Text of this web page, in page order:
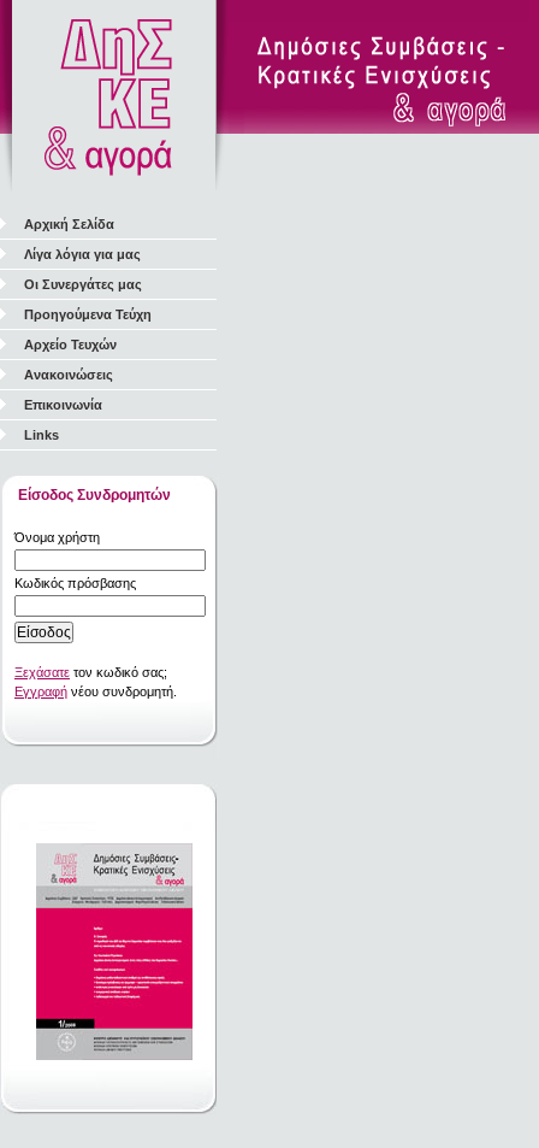
Αρχική Σελίδα
Λίγα λόγια για μας
Οι Συνεργάτες μας
Προηγούμενα Τεύχη
Αρχείο Τευχών
Ανακοινώσεις
Επικοινωνία
Links
Είσοδος Συνδρομητών
Όνομα χρήστη
Κωδικός πρόσβασης
Ξεχάσατε τον κωδικό σας;
Εγγραφή νέου συνδρομητή.